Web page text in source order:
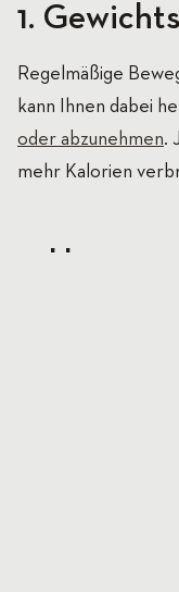
1.
Regelmäßige
kann Ihnen dabei
oder abzunehmen.
mehr Kalorien
2.